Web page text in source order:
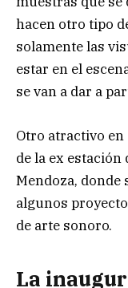
hacen otro tipo
solamente las
estar en el
se van a dar a
Otro atractivo en
de la ex
Mendoza, donde
algunos
de arte sonoro.
La